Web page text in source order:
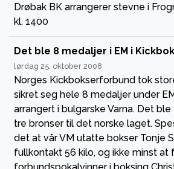
Drøbak BK arrangerer stevne i
kl. 1400
Det ble 8 medaljer i EM i
lørdag 25. oktober 2008
Norges Kickbokserforbund tok
sikret seg hele 8 medaljer under
arrangert i bulgarske Varna. Det
tre bronser til det norske laget.
det at vår VM utatte bokser Tonje
fullkontakt 56 kilo, og ikke minst at
forbundspokalvinner i boksing